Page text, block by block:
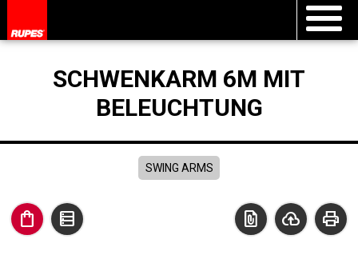
SCHWENKARM 6M MIT
BELEUCHTUNG
SWING ARMS
shopping_bag data_table print
cloud_upload
file_present